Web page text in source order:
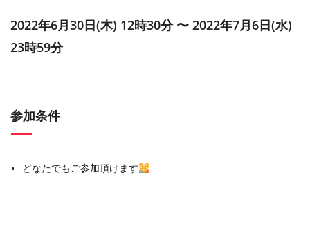
2022年6月30日(木) 12時30分 〜 2022年7月6日(水)
23時59分
参加条件
どなたでもご参加頂けます